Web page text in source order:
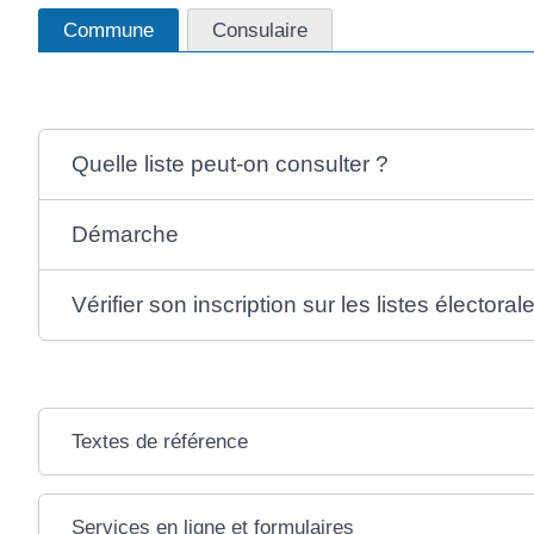
Commune Consulaire
Quelle liste peut-on consulter ?
Démarche
Vérifier son inscription sur les listes
Textes de référence
Services en ligne et formulaires